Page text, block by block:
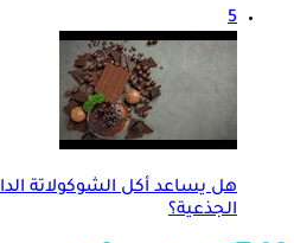
5
هل يساعد أكل الشوكولاتة
الجذعية؟